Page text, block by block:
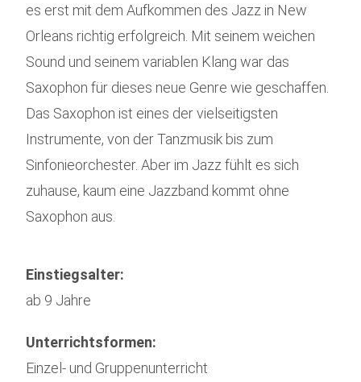
es erst mit dem Aufkommen des Jazz in New
Orleans richtig erfolgreich. Mit seinem weichen
Sound und seinem variablen Klang war das
Saxophon für dieses neue Genre wie geschaffen.
Das Saxophon ist eines der vielseitigsten
Instrumente, von der Tanzmusik bis zum
Sinfonieorchester. Aber im Jazz fühlt es sich
zuhause, kaum eine Jazzband kommt ohne
Saxophon aus.
Einstiegsalter:
ab 9 Jahre
Unterrichtsformen:
Einzel- und Gruppenunterricht